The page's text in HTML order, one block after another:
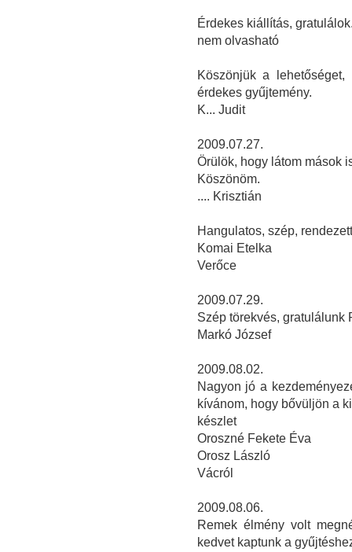
Érdekes kiállítás,
nem olvasható
Köszönjük a
érdekes gyűjtemény.
K... Judit
2009.07.27.
Örülök, hogy látom mások
Köszönöm.
.... Krisztián
Hangulatos, szép,
Komai Etelka
Verőce
2009.07.29.
Szép törekvés, gratulálunk
Markó József
2009.08.02.
Nagyon jó a
kívánom, hogy bővüljön a
készlet
Oroszné Fekete Éva
Orosz László
Vácról
2009.08.06.
Remek élmény volt
kedvet kaptunk a